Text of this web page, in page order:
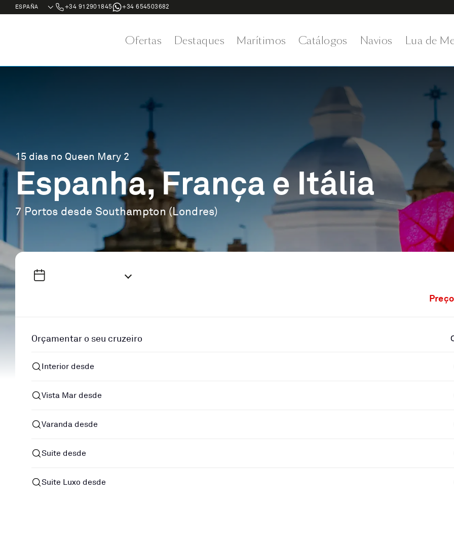
+34 912901845 +34 654503682
Ofertas Destaques Marítimos Catálogos Navios Lua de
15 dias no Queen Mary 2
Espanha, França e Itália
7 Portos desde Southampton (Londres)
Orçamentar o seu cruzeiro
Interior desde
Vista Mar desde
Varanda desde
Suite desde
Suite Luxo desde